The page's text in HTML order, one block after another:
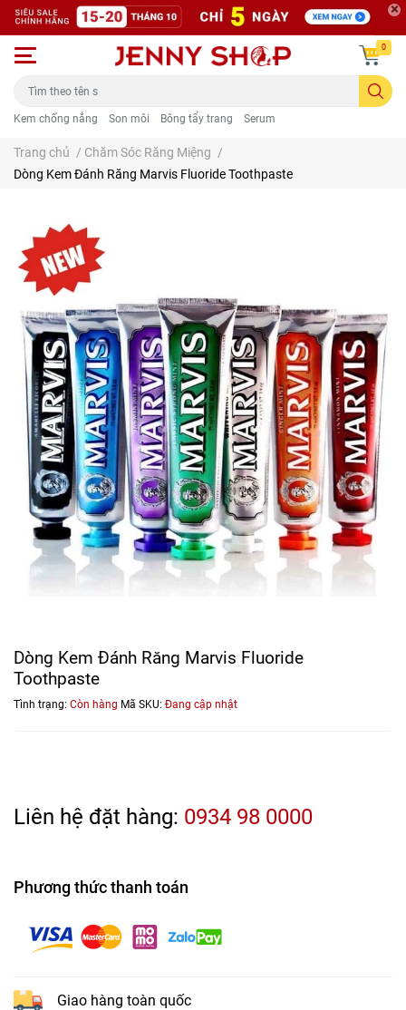
Kem chống nắng Son môi Bông tẩy trang Serum
0
Trang chủ / Chăm Sóc Răng Miệng /
Dòng Kem Đánh Răng Marvis Fluoride Toothpaste
Dòng Kem Đánh Răng Marvis Fluoride
Toothpaste
Tình trạng: Còn hàng Mã SKU: Đang cập nhật
Liên hệ đặt hàng: 0934 98 0000
Phương thức thanh toán
Giao hàng toàn quốc